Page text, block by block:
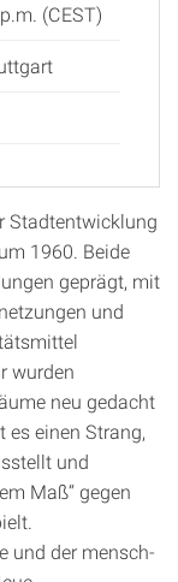
(CEST)
Stadtentwicklung
1960. Beide
geprägt, mit
und
wurden
neu gedacht
einen Strang,
und
Maß“ gegen
und der mensch-